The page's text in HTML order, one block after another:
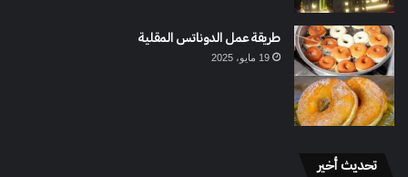
طريقة عمل الدوناتس المقلية
19 مايو، 2025
تحديث أخير